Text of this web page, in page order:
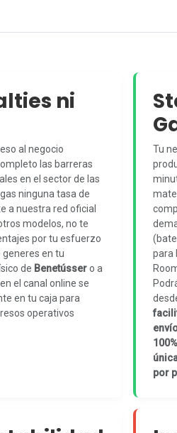
ni
al negocio
las barreras
en el sector de las
ninguna tasa de
a nuestra red oficial
modelos, no te
por tu esfuerzo
generes en tu
de Benetússero a
el canal online se
en tu caja para
operativos
Tu
para
por